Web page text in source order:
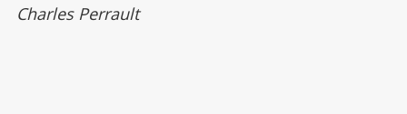
Charles Perrault